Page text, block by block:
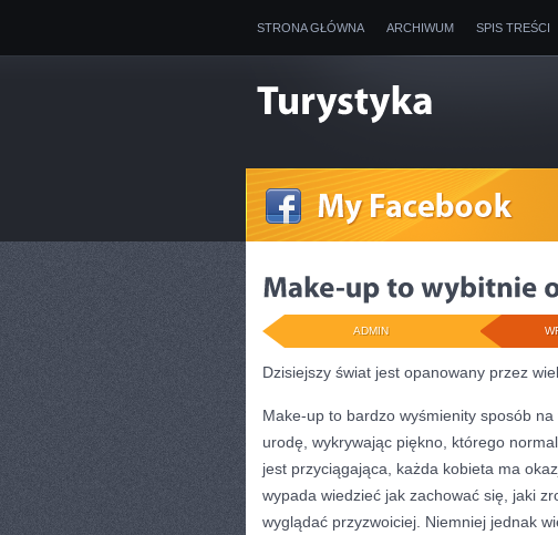
STRONA GŁÓWNA ARCHIWUM SPIS TREŚCI
ADMIN
Dzisiejszy świat jest opanowany przez
Make-up to bardzo wyśmienity sposób
urodę, wykrywając piękno, którego
jest przyciągająca, każda kobieta ma
wypada wiedzieć jak zachować się, jaki
wyglądać przyzwoiciej. Niemniej jednak